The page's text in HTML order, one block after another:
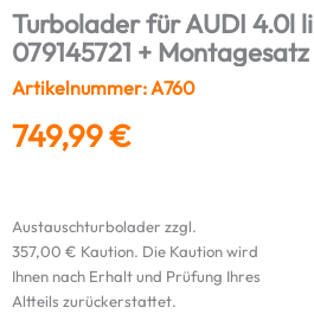
Turbolader für AUDI 4.0l
079145721 + Montagesatz
Artikelnummer: A760
749,99€
Austauschturbolader zzgl.
357,00 € Kaution. Die Kaution wird
Ihnen nach Erhalt und Prüfung Ihres
Altteils zurückerstattet.